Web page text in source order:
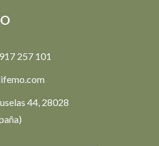
257 101
44, 28028